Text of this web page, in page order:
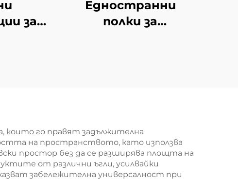
за
Едностранни
полки за
които го правят задължителна
на пространството, като използва
простор без да се разширява площта на
от различни ъгли, усилвайки
забележителна универсалност при